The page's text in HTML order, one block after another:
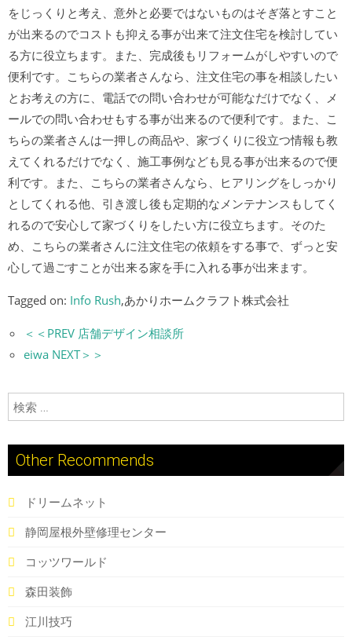
をじっくりと考え、意外と必要ではないものはそぎ落とすこと
が出来るのでコストも抑える事が出来て注文住宅を検討してい
る方に役立ちます。また、完成後もリフォームがしやすいので
便利です。こちらの業者さんなら、注文住宅の事を相談したい
とお考えの方に、電話での問い合わせが可能なだけでなく、メ
ールでの問い合わせもする事が出来るので便利です。また、こ
ちらの業者さんは一押しの商品や、家づくりに役立つ情報も教
えてくれるだけでなく、施工事例なども見る事が出来るので便
利です。また、こちらの業者さんなら、ヒアリングをしっかり
としてくれる他、引き渡し後も定期的なメンテナンスもしてく
れるので安心して家づくりをしたい方に役立ちます。そのた
め、こちらの業者さんに注文住宅の依頼をする事で、ずっと安
心して過ごすことが出来る家を手に入れる事が出来ます。
Tagged on: Info Rush,あかりホームクラフト株式会社
＜＜PREV 店舗デザイン相談所
eiwa NEXT＞＞
検索:
Other Recommends
ドリームネット
静岡屋根外壁修理センター
コッツワールド
森田装飾
江川技巧